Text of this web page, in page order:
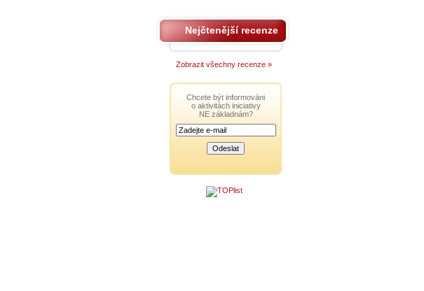
Nejčtenější recenze
Zobrazit všechny recenze »
Chcete být informováni
o aktivitách iniciativy
NE základnám?